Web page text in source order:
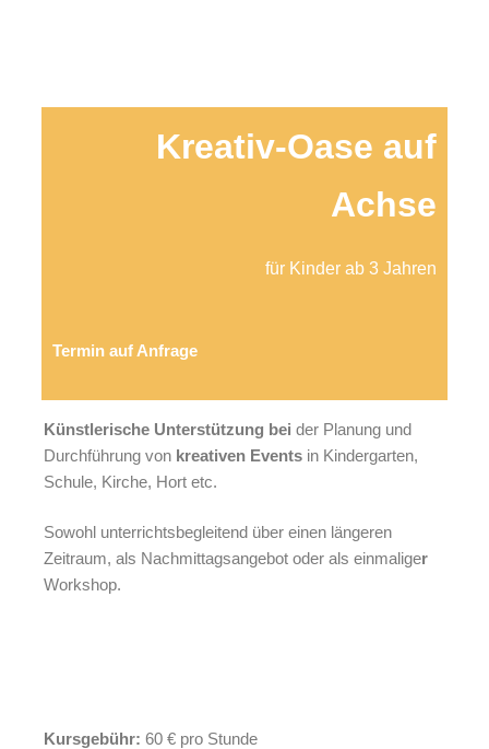
Kreativ-Oase auf
Achse
für Kinder ab 3 Jahren
Termin auf Anfrage
Künstlerische Unterstützung bei der Planung und
Durchführung von kreativen Events in Kindergarten,
Schule, Kirche, Hort etc.
Sowohl unterrichtsbegleitend über einen längeren
Zeitraum, als Nachmittagsangebot oder als einmaliger
Workshop.
Kursgebühr: 60 € pro Stunde